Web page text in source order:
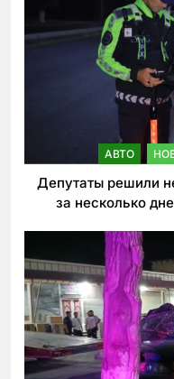
АВТО
Депутаты решили
за несколько